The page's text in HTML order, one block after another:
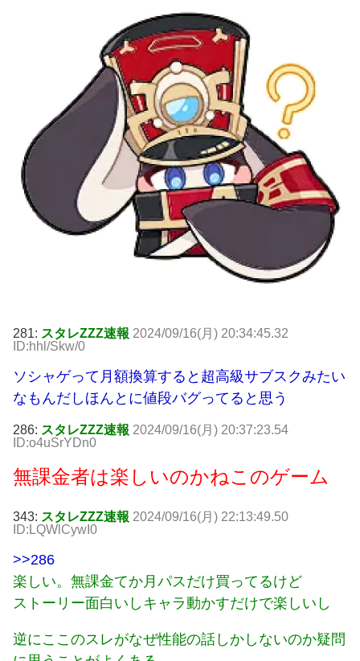
281: スタレZZZ速報 2024/09/16(月) 20:34:45.32
ID:hhl/Skw/0
ソシャゲって月額換算すると超高級サブスクみたい
なもんだしほんとに値段バグってると思う
286: スタレZZZ速報 2024/09/16(月) 20:37:23.54
ID:o4uSrYDn0
無課金者は楽しいのかねこのゲーム
343: スタレZZZ速報 2024/09/16(月) 22:13:49.50
ID:LQWlCywI0
>>286
楽しい。無課金てか月パスだけ買ってるけど
ストーリー面白いしキャラ動かすだけで楽しいし
逆にここのスレがなぜ性能の話しかしないのか疑問